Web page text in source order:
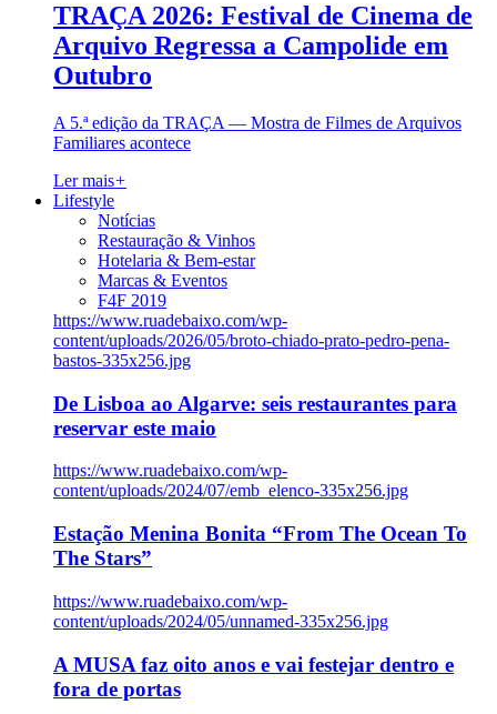
TRAÇA 2026: Festival de Cinema de
Arquivo Regressa a Campolide em
Outubro
A 5.ª edição da TRAÇA — Mostra de Filmes de Arquivos
Familiares acontece
Ler mais+
Lifestyle
Notícias
Restauração & Vinhos
Hotelaria & Bem-estar
Marcas & Eventos
F4F 2019
https://www.ruadebaixo.com/wp-
content/uploads/2026/05/broto-chiado-prato-pedro-pena-
bastos-335x256.jpg
De Lisboa ao Algarve: seis restaurantes para
reservar este maio
https://www.ruadebaixo.com/wp-
content/uploads/2024/07/emb_elenco-335x256.jpg
Estação Menina Bonita “From The Ocean To
The Stars”
https://www.ruadebaixo.com/wp-
content/uploads/2024/05/unnamed-335x256.jpg
A MUSA faz oito anos e vai festejar dentro e
fora de portas